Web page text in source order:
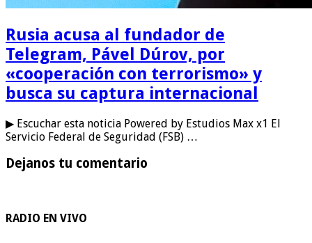
Rusia acusa al fundador de
Telegram, Pável Dúrov, por
«cooperación con terrorismo» y
busca su captura internacional
▶ Escuchar esta noticia Powered by Estudios Max x1 El
Servicio Federal de Seguridad (FSB) …
Dejanos tu comentario
RADIO EN VIVO